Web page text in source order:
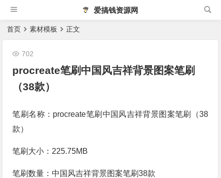
爱搞钱资源网
首页 素材模板 正文
procreate笔刷中国风吉祥背景图案笔刷
（38款）
702
笔刷名称：procreate笔刷中国风吉祥背景图案笔刷（38
款）
笔刷大小：225.75MB
笔刷数量：中国风吉祥背景图案笔刷38款